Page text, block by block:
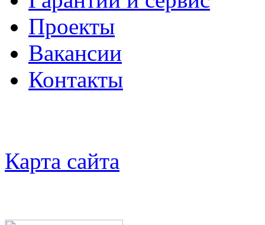
Проекты
Вакансии
Контакты
Карта сайта